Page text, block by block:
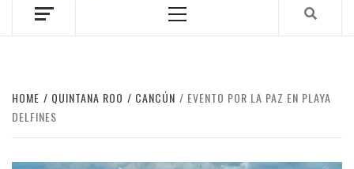
Menu
HOME QUINTANA ROO CANCÚN
EVENTO POR LA PAZ EN PLAYA
DELFINES